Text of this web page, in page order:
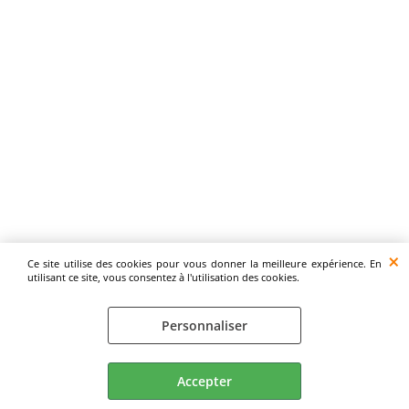
Ce site utilise des cookies pour vous donner la meilleure expérience. En
utilisant ce site, vous consentez à l'utilisation des cookies.
Personnaliser
Accepter